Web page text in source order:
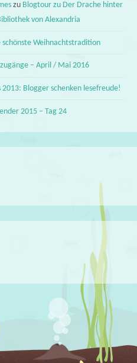
zu Blogtour zu Der Drache hinter
von Alexandria
schönste Weihnachtstradition
– April / Mai 2016
2013: Blogger schenken lesefreude!
2015 – Tag 24